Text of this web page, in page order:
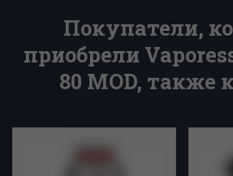
Покупатели,
приобрели
80 MOD, также